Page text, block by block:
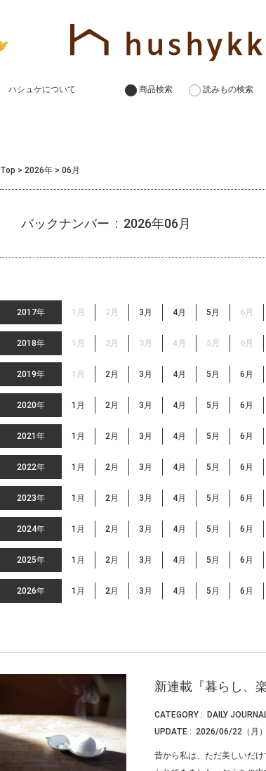
ハシュケについて 商品検索 読みもの検索
Top > 2026年 > 06月
バックナンバー : 2026年06月
2017年 1月 2月 3月 4月 5月 6月
2018年 1月 2月 3月 4月 5月 6月
2019年 1月 2月 3月 4月 5月 6月
2020年 1月 2月 3月 4月 5月 6月
2021年 1月 2月 3月 4月 5月 6月
2022年 1月 2月 3月 4月 5月 6月
2023年 1月 2月 3月 4月 5月 6月
2024年 1月 2月 3月 4月 5月 6月
2025年 1月 2月 3月 4月 5月 6月
2026年 1月 2月 3月 4月 5月 6月
新連載『暮らし、
CATEGORY : DAILY
UPDATE : 2026/06/22（月）
昔から私は、ただ美しいだ